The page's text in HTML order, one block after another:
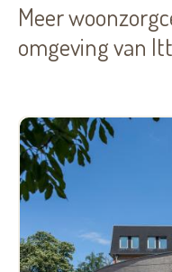
Meer
omgeving van